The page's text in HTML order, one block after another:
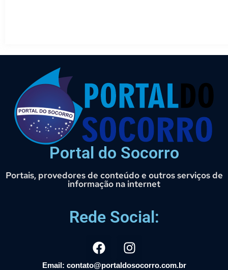
Portal do Socorro
Portais, provedores de conteúdo e outros serviços de
informação na internet
Rede Social:
Email: contato@portaldosocorro.com.br